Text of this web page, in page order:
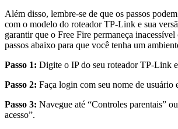
Além disso, lembre-se de que os passos
com o modelo do roteador TP-Link e sua
garantir que o Free Fire permaneça inacessível
passos abaixo para que você tenha um
Passo 1: Digite o IP do seu roteador TP-Link
Passo 2: Faça login com seu nome de usuário
Passo 3: Navegue até “Controles parentais”
acesso”.